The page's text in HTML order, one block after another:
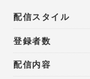
配信スタイル
登録者数
配信内容